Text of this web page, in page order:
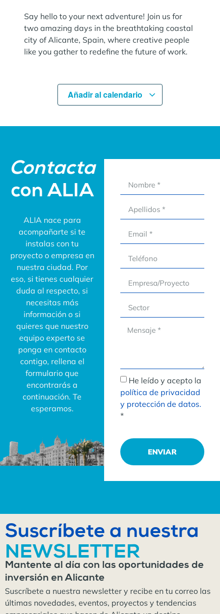
Say hello to your next adventure! Join us for
two amazing days in the breathtaking coastal
city of Alicante, Spain, where creative people
like you gather to redefine the future of work.
Añadir al calendario
Contacta
con ALIA
ALIA nace para
acompañarte si te
instalas con tu
proyecto o empresa en
nuestra ciudad. Por
eso, si tienes cualquier
duda al respecto, si
necesitas más
información o si
quieres que nuestro
equipo experto se
ponga en contacto
contigo, rellena el
formulario que
encontrarás a
continuación. Te
esperamos.
He leído y acepto la
política de privacidad
y protección de datos.
*
ENVIAR
Suscríbete a nuestra
NEWSLETTER
Mantente al día con las oportunidades de
inversión en Alicante
Suscríbete a nuestra newsletter y recibe en tu correo las
últimas novedades, eventos, proyectos y tendencias